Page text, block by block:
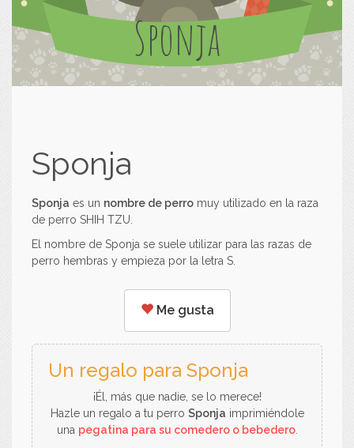
Sponja
Sponja
Sponja es un nombre de perro muy utilizado en la raza
de perro SHIH TZU.
El nombre de Sponja se suele utilizar para las razas de
perro hembras y empieza por la letra S.
Me gusta
Un regalo para Sponja
¡Él, más que nadie, se lo merece!
Hazle un regalo a tu perro Sponja imprimiéndole
una pegatina para su comedero o bebedero.